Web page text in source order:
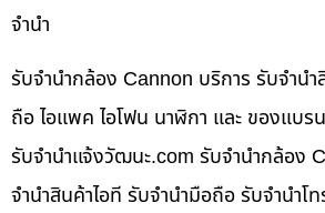
จำนำ
รับจำนำกล้อง Cannon บริการ รับจำนำ
ถือ ไอแพค ไอโฟน นาฬิกา และ ของแบร
รับจํานําแจ้งวัฒนะ.com รับจำนำกล้อง
จำนำสินค้าไอที รับจำนำมือถือ รับจำนำโ